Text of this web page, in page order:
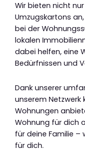
Wir bieten nicht
Umzugskartons
bei der
lokalen
dabei helfen, eine
Bedürfnissen und
Dank unserer
unserem Netzwerk
Wohnungen
Wohnung für dich
für deine Familie
für dich.